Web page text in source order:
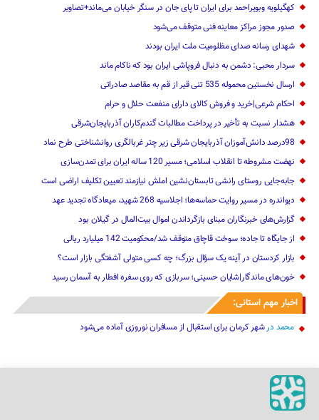
کهگیلویه وبویراحمد برای ایران تا پای جان در سنگر خیابان می‌ماند+تصاویر
صدور مجوز مراکز معاینه فنی متوقف می‌شود
شهدای رسانه صدای مظلومیت ملت ایران بودند
سردار محبی: دشمن به دنبال فروپاشی ایران بود که ناکام ماند
ارسال نخستین محموله 535 تنی قیر از قم به مقاصد صادراتی
احکام شرعی|خرید و فروش کالای دارای منفعت حلال و حرام
هشدار نسبت به تأخیر در پرداخت مطالبات گندم‌کاران آذربایجان‌شرقی
98درصد دانش‌آموزان آذربایجان شرقی زیر چتر غربالگری روانشناختی طرح نماد
نهضت مشروطه تا انقلاب اسلامی؛ مسیر 120 ساله ایران برای تمدن‌سازی
جابه‌جایی روستای رانشی تابستان‌نشین املش نیازمند تعیین تکلیف اراضی است
دیواندره در مسیر روایت حماسه‌ها؛ اجلاسیه 268 شهید، میعادگاه تجدید عهد
گزارش‌های خبرنگاران مبنای بازگرداندن اموال بیت‌المال در گیلان بود
از جایگاه تا جاده؛ سوخت قاچاق متوقف شد/محکومیت 142 میلیارد ریالی
بازار کردستان در آینه یک سؤال بزرگ؛ چه کسی متولی آشفتگی بازار است؟
خون‌های ماندگار|شایان حسینی؛ سربازی که روی سفره افطار به آسمان رسید
اخبار مهم استانی:
محمد درشهر کرمان برای استقبال از مسافران نوروزی آماده می‌شود